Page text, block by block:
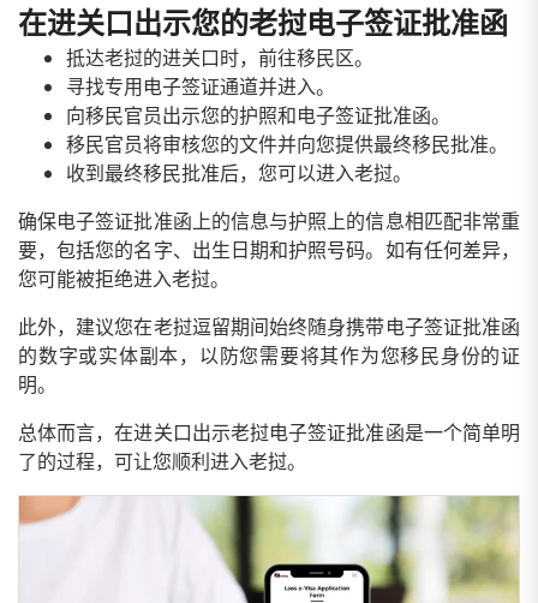
在进关口出示您的老挝电子签证批准函
抵达老挝的进关口时，前往移民区。
寻找专用电子签证通道并进入。
向移民官员出示您的护照和电子签证批准函。
移民官员将审核您的文件并向您提供最终移民批准。
收到最终移民批准后，您可以进入老挝。
确保电子签证批准函上的信息与护照上的信息相匹配非常重
要，包括您的名字、出生日期和护照号码。如有任何差异，
您可能被拒绝进入老挝。
此外，建议您在老挝逗留期间始终随身携带电子签证批准函
的数字或实体副本，以防您需要将其作为您移民身份的证
明。
总体而言，在进关口出示老挝电子签证批准函是一个简单明
了的过程，可让您顺利进入老挝。